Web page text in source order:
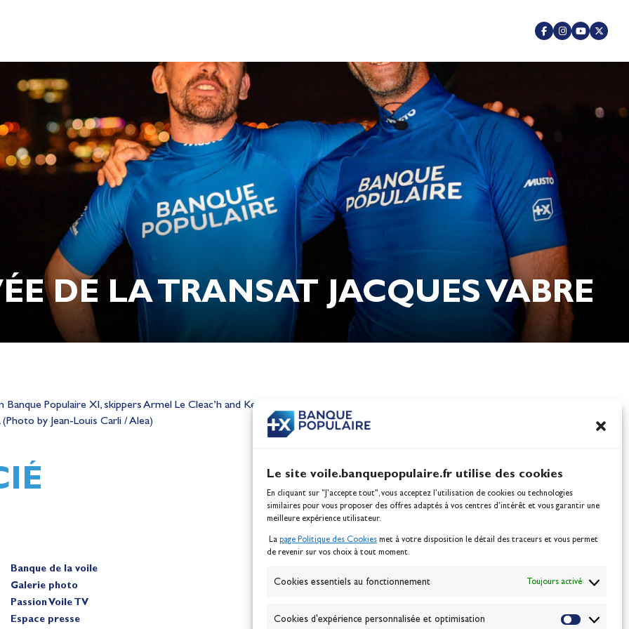
Le site voile.banquepopulaire.fr utilise des cookies
En cliquant sur "J'accepte tout", vous acceptez l’utilisation de cookies ou technologies
similaires pour vous proposer des offres adaptés à vos centres d’intérêt et vous garantir une
meilleure expérience utilisateur.
La page Politique des Cookies met à votre disposition le détail des traceurs et vous permet
de revenir sur vos choix à tout moment.
Cookies essentiels au fonctionnement Toujours activé
Cookies d'expérience personnalisée et optimisation
DE LA TRANSAT JACQUES VABRE
Populaire XI, skippers Armel Le Cleac’h and Kevin Escoffier, is taking third place in their category of the Transat Jacques
by Jean-Louis Carli / Alea)
Mathilde Lovadina et Lou
Berthomieu, vice-championnes
100% Glisse - Écoles
Banque de la voile
Galerie photo
Passion Voile TV
Espace presse
ABONNEZ-VOUS